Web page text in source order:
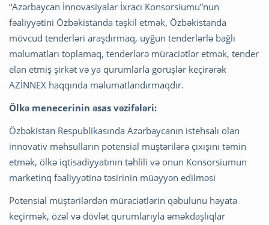
“Azərbaycan İnnovasiyalar İxracı Konsorsiumu”nun
fəaliyyətini Özbəkistanda təşkil etmək, Özbəkistanda
mövcud tenderləri araşdırmaq, uyğun tenderlərlə bağlı
məlumatları toplamaq, tenderlərə müraciətlər etmək, tender
elan etmiş şirkət və ya qurumlarla görüşlər keçirərək
AZİNNEX haqqında məlumatlandırmaqdır.
Ölkə menecerinin əsas vəzifələri:
Özbəkistan Respublikasında Azərbaycanın istehsalı olan
innovativ məhsulların potensial müştərilərə çıxışını təmin
etmək, ölkə iqtisadiyyatının təhlili və onun Konsorsiumun
marketinq fəaliyyətinə təsirinin müəyyən edilməsi
Potensial müştərilərdən müraciətlərin qəbulunu həyata
keçirmək, özəl və dövlət qurumlarıyla əməkdaşlıqlar